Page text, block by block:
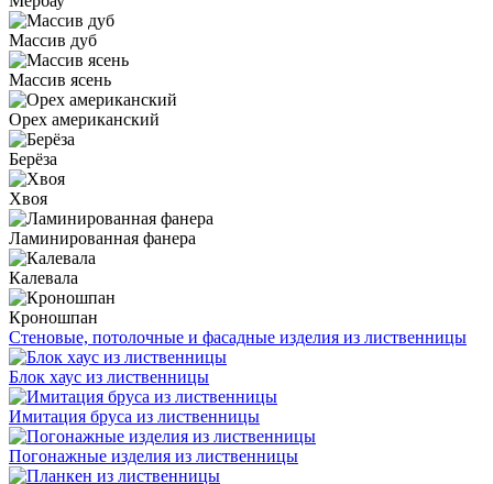
Массив дуб
Массив ясень
Орех американский
Берёза
Хвоя
Ламинированная фанера
Калевала
Кроношпан
Стеновые, потолочные и фасадные изделия из лиственницы
Блок хаус из лиственницы
Имитация бруса из лиственницы
Погонажные изделия из лиственницы